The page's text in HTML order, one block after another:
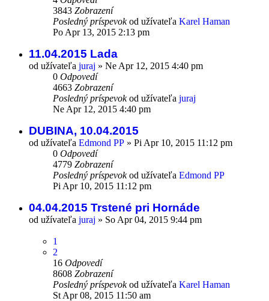
3843 Zobrazení
Posledný príspevokod užívateľa Karel Haman
Po Apr 13, 2015 2:13 pm
11.04.2015 Lada
od užívateľa juraj » Ne Apr 12, 2015 4:40 pm
0 Odpovedí
4663 Zobrazení
Posledný príspevokod užívateľa juraj
Ne Apr 12, 2015 4:40 pm
DUBINA, 10.04.2015
od užívateľa Edmond PP » Pi Apr 10, 2015 11:12 pm
0 Odpovedí
4779 Zobrazení
Posledný príspevokod užívateľa Edmond PP
Pi Apr 10, 2015 11:12 pm
04.04.2015 Trstené pri Hornáde
od užívateľa juraj » So Apr 04, 2015 9:44 pm
1
2
16 Odpovedí
8608 Zobrazení
Posledný príspevokod užívateľa Karel Haman
St Apr 08, 2015 11:50 am